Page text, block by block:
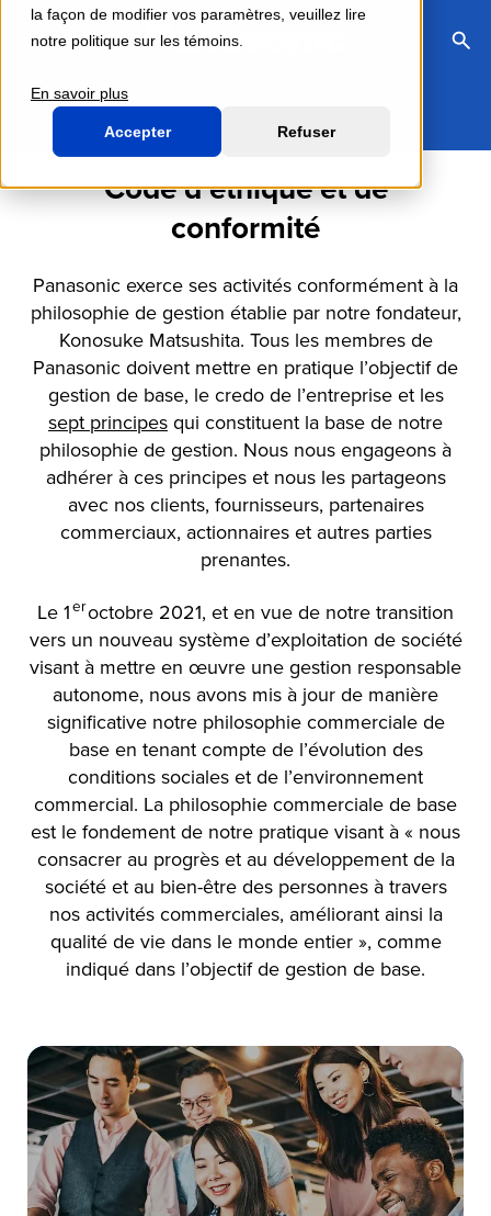
la façon de modifier vos paramètres, veuillez lire
notre politique sur les témoins.
En savoir plus
Accepter Refuser
Toggle Navigation Menu
Code d’éthique et de
conformité
Panasonic exerce ses activités conformément à la
philosophie de gestion établie par notre fondateur,
Konosuke Matsushita. Tous les membres de
Panasonic doivent mettre en pratique l’objectif de
gestion de base, le credo de l’entreprise et les
sept principes qui constituent la base de notre
philosophie de gestion. Nous nous engageons à
adhérer à ces principes et nous les partageons
avec nos clients, fournisseurs, partenaires
commerciaux, actionnaires et autres parties
prenantes.
Le 1eroctobre 2021, et en vue de notre transition
vers un nouveau système d’exploitation de société
visant à mettre en œuvre une gestion responsable
autonome, nous avons mis à jour de manière
significative notre philosophie commerciale de
base en tenant compte de l’évolution des
conditions sociales et de l’environnement
commercial. La philosophie commerciale de base
est le fondement de notre pratique visant à « nous
consacrer au progrès et au développement de la
société et au bien-être des personnes à travers
nos activités commerciales, améliorant ainsi la
qualité de vie dans le monde entier », comme
indiqué dans l’objectif de gestion de base.